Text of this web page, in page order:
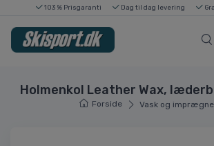
103 % Prisgaranti Dag til dag levering
Holmenkol Leather Wax,
Forside Vask og